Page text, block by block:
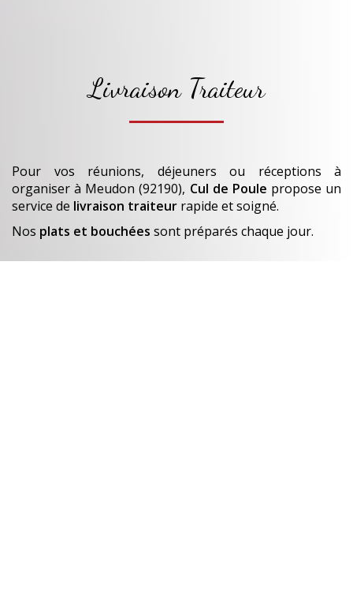
Livraison Traiteur
Pour vos réunions, déjeuners ou réceptions à
organiserà Meudon (92190), Cul de Poule propose un
service de livraison traiteur rapide et soigné.
Nos plats et bouchées sont préparés chaque jour.